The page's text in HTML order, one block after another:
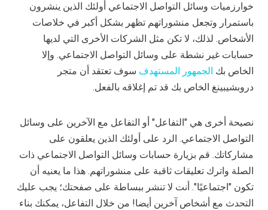
خوارزميات وسائل التواصل الاجتماعي أولئك الذين ينشرون
باستمرار وتجعل منشوراتهم تظهر بشكل أكبر في خلاصات
الأشخاص. لذلك، لا تكن مثل الشركات الأخرى التي لديها
حسابات غير نشطة على وسائل التواصل الاجتماعي. وإلا
الخاص بك الجمهور المستهدف سوف تعتقد أن متجر
دروبشيبينغ الخاص بك قد تم إغلاقه بالفعل.
نصيحة أخرى هي "التفاعل" أو التفاعل مع الآخرين على وسائل
التواصل الاجتماعي. الرد على أولئك الذين يعلقون على
مشاركاتك. قم بزيارة حسابات وسائل التواصل الاجتماعي ذات
الصلة واترك تعليقات ثاقبة على منشوراتهم. هذا ما يعنيه أن
تكون "اجتماعيًا". أنت لا تنشر ببساطة على صفحتك؛ يجب عليك
التحدث مع أشخاص آخرين أيضا! من خلال التفاعل، يمكنك بناء